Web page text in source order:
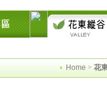
飯店溫泉影音墾丁時光迴徑
Home > 花